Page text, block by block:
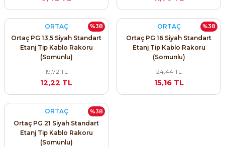
Pako Şalterler
%38
ORTAÇ
Ortaç PG 13,5 Siyah Standart
Etanj Tip Kablo Rakoru
(Somunlu)
19,72 TL
12,22 TL
%38
ORTAÇ
Ortaç PG 16 Siyah Standart
Etanj Tip Kablo Rakoru
(Somunlu)
24,44 TL
15,16 TL
%38
ORTAÇ
Ortaç PG 21 Siyah Standart
Etanj Tip Kablo Rakoru
(Somunlu)